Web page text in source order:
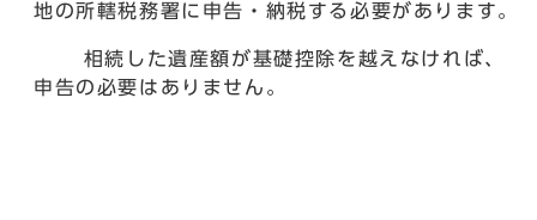
地の所轄税務署に申告・納税する必要があります。
相続した遺産額が基礎控除を越えなければ、
申告の必要はありません。